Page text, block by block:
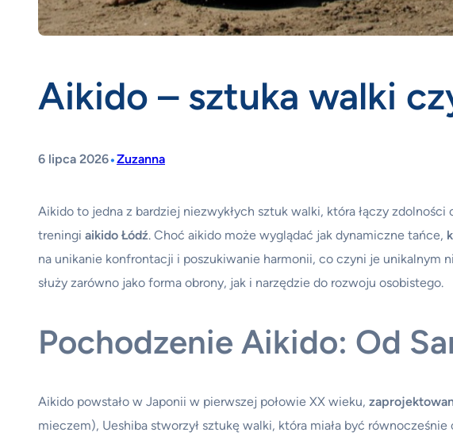
Aikido – sztuka walki
6 lipca 2026•Zuzanna
Aikido to jedna z bardziej niezwykłych sztuk walki, która łączy
treningi aikido Łódź. Choć aikido może wyglądać jak dynamiczne tańce,
na unikanie konfrontacji i poszukiwanie harmonii, co czyni je unikalnym
służy zarówno jako forma obrony, jak i narzędzie do rozwoju osobistego.
Pochodzenie Aikido: Od
Aikido powstało w Japonii w pierwszej połowie XX wieku,
mieczem), Ueshiba stworzył sztukę walki, która miała być